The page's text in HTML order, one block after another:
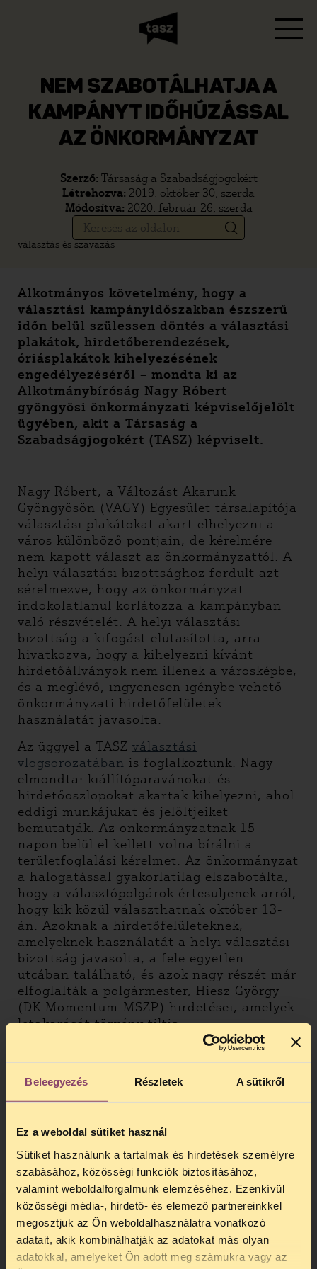
Beleegyezés Részletek A sütikről
Ez a weboldal sütiket használ
Sütiket használunk a tartalmak és hirdetések személyre
szabásához, közösségi funkciók biztosításához,
valamint weboldalforgalmunk elemzéséhez. Ezenkívül
közösségi média-, hirdető- és elemező partnereinkkel
megosztjuk az Ön weboldalhasználatra vonatkozó
adatait, akik kombinálhatják az adatokat más olyan
adatokkal, amelyeket Ön adott meg számukra vagy az
NEM SZABOTÁLHATJA A
KAMPÁNYT IDŐHÚZÁSSAL
AZ ÖNKORMÁNYZAT
Szerző: Társaság a Szabadságjogokért
Létrehozva: 2019. október 30, szerda
Módosítva: 2020. február 26, szerda
választás és szavazás
Alkotmányos követelmény, hogy a
választási kampányidőszakban észszerű
időn belül szülessen döntés a választási
plakátok, hirdetőberendezések,
óriásplakátok kihelyezésének
engedélyezéséről – mondta ki az
Alkotmánybíróság Nagy Róbert
gyöngyösi önkormányzati képviselőjelölt
ügyében, akit a Társaság a
Szabadságjogokért (TASZ) képviselt.
Nagy Róbert, a Változást Akarunk
Gyöngyösön (VAGY) Egyesület társalapítója
választási plakátokat akart elhelyezni a
város különböző pontjain, de kérelmére
nem kapott választ az önkormányzattól. A
helyi választási bizottsághoz fordult azt
sérelmezve, hogy az önkormányzat
indokolatlanul korlátozza a kampányban
való részvételét. A helyi választási
bizottság a kifogást elutasította, arra
hivatkozva, hogy a kihelyezni kívánt
hirdetőállványok nem illenek a városképbe,
és a meglévő, ingyenesen igénybe vehető
önkormányzati hirdetőfelületek
használatát javasolta.
Az üggyel a TASZ választási
vlogsorozatában is foglalkoztunk. Nagy
elmondta: kiállítóparavánokat és
hirdetőoszlopokat akartak kihelyezni, ahol
eddigi munkájukat és jelöltjeiket
bemutatják. Az önkormányzatnak 15
napon belül el kellett volna bírálni a
területfoglalási kérelmet. Az önkormányzat
a halogatással gyakorlatilag elszabotálta,
hogy a választópolgárok értesüljenek arról,
hogy kik közül választhatnak október 13-
án. Azoknak a hirdetőfelületeknek,
amelyeknek használatát a helyi választási
bizottság javasolta, a fele egyetlen
utcában található, és azok nagy részét már
elfoglalták a polgármester, Hiesz György
(DK-Momentum-MSZP) hirdetései, amelyek
letakarását törvény tiltja.
A területi választási bizottság, majd a
Debreceni Ítélőtábla is jóváhagyta a helyi
választási bizottság határozatát. A bíróság
a választási eljárásról szóló törvényre
szerint a kampányt szolgáló önálló
hirdetőberendezés elhelyezésére a
közterület-használatról szóló jogszabályok
vonatkoznak. Ebben az esetben a
gyöngyösi képviselő-testület által hozott
önkormányzati rendelet.
Nagy Róbert ezután az
Alkotmánybírósághoz fordult, kérve, hogy